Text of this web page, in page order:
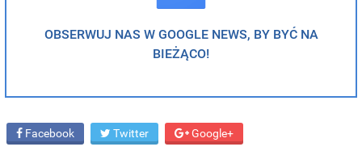
OBSERWUJ NAS W GOOGLE NEWS, BY BYĆ NA
BIEŻĄCO!
Facebook Twitter Google+